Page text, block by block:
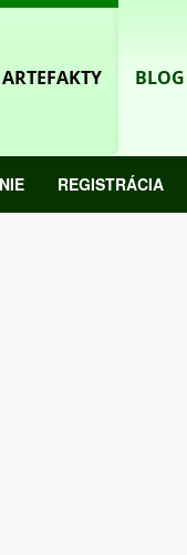
ARTEFAKTY BLOG
REGISTRÁCIA